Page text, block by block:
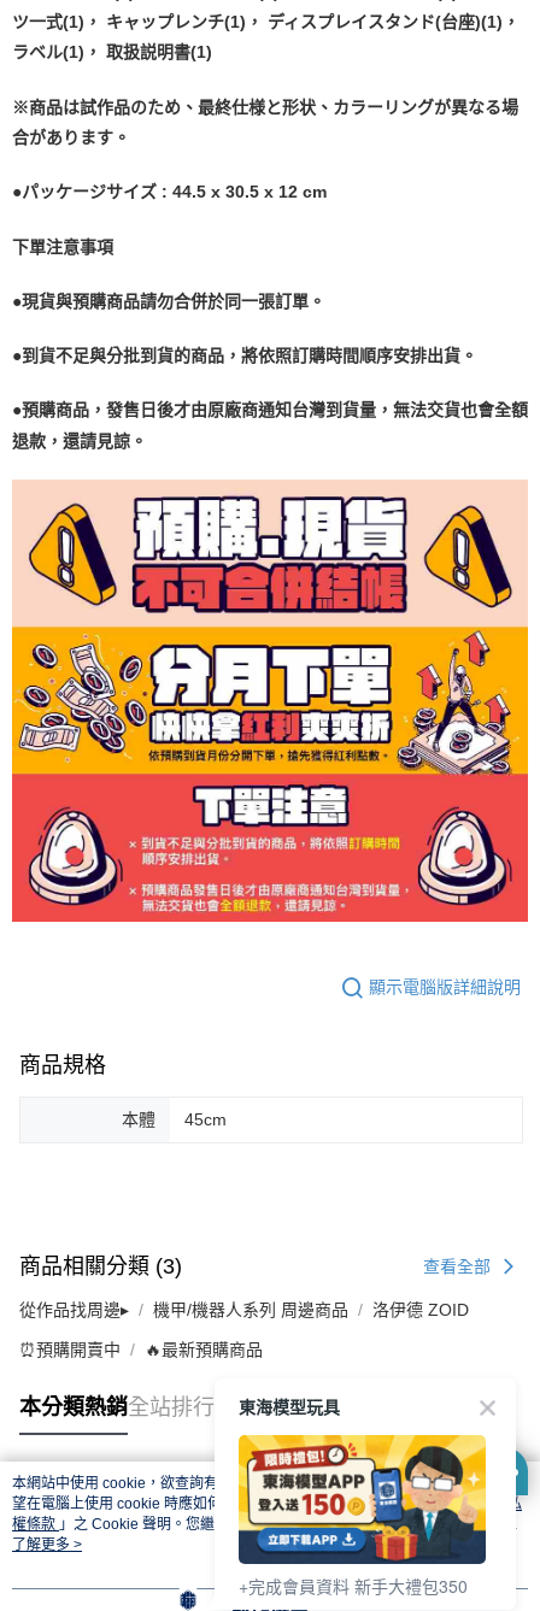
ツ一式(1)， キャップレンチ(1)， ディスプレイスタンド(台座)(1)，
ラベル(1)， 取扱説明書(1)
※商品は試作品のため、最終仕様と形状、カラーリングが異なる場
合があります。
●パッケージサイズ : 44.5 x 30.5 x 12 cm
下單注意事項
●現貨與預購商品請勿合併於同一張訂單。
●到貨不足與分批到貨的商品，將依照訂購時間順序安排出貨。
●預購商品，發售日後才由原廠商通知台灣到貨量，無法交貨也會全額
退款，還請見諒。
顯示電腦版詳細說明
商品規格
本體 45cm
商品相關分類 (3) 查看全部
從作品找周邊▸ 機甲/機器人系列 周邊商品 洛伊德 ZOID
⏰預購開賣中 🔥最新預購商品
本分類熱銷全站排行
熱門標籤
本網站中使用 cookie，欲查詢有關本網站使用 cookie 方式之詳情，及若您不希
望在電腦上使用 cookie 時應如何變更電腦的 cookie 設定，請參閱本網站「
隱私
權條款 」之 Cookie 聲明。您繼續使用本網站即表示您同意本公司得按本網站使
用條款之 Cookie 聲明使用 cookie。
了解更多 >
東海模型玩具
+完成會員資料 新手大禮包350